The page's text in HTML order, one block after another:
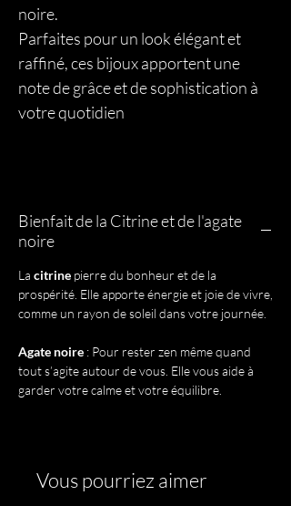
noire.
Parfaites pour un look élégant et
raffiné, ces bijoux apportent une
note de grâce et de sophistication à
votre quotidien
Bienfait de la Citrine et de l'agate
noire
La citrine pierre du bonheur et de la
prospérité. Elle apporte énergie et joie de vivre,
comme un rayon de soleil dans votre journée.
Agate noire : Pour rester zen même quand
tout s’agite autour de vous. Elle vous aide à
garder votre calme et votre équilibre.
Vous pourriez aimer